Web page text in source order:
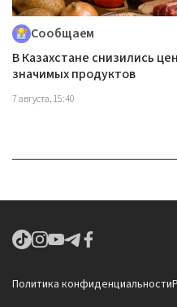
Сообщаем
В Казахстане снизились
значимых продуктов
7 августа, 15:40
Политика конфиденциальности